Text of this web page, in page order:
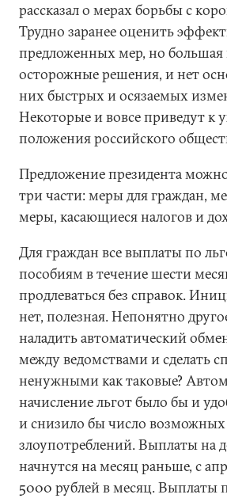
рассказал о мерах борьбы с
Трудно заранее оценить
предложенных мер, но большая
осторожные решения, и нет
них быстрых и осязаемых
Некоторые и вовсе приведут к
положения российского
Предложение президента
три части: меры для граждан,
меры, касающиеся налогов и
Для граждан все выплаты по
пособиям в течение шести
продлеваться без справок.
нет, полезная. Непонятно
наладить автоматический
между ведомствами и сделать
ненужными как таковые?
начисление льгот было бы и
и снизило бы число возможных
злоупотреблений. Выплаты на
начнутся на месяц раньше, с
5000 рублей в месяц. Выплаты